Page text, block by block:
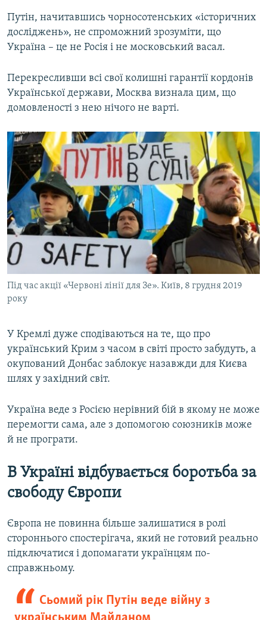
Путін, начитавшись чорносотенських «історичних
досліджень», не спроможний зрозуміти, що
Україна – це не Росія і не московський васал.
Перекресливши всі свої колишні гарантії кордонів
Української держави, Москва визнала цим, що
домовленості з нею нічого не варті.
Під час акції «Червоні лінії для Зе». Київ, 8 грудня 2019
року
У Кремлі дуже сподіваються на те, що про
український Крим з часом в світі просто забудуть, а
окупований Донбас заблокує назавжди для Києва
шлях у західний світ.
Україна веде з Росією нерівний бій в якому не може
перемогти сама, але з допомогою союзників може
й не програти.
В Україні відбувається боротьба за
свободу Європи
Європа не повинна більше залишатися в ролі
стороннього спостерігача, який не готовий реально
підключатися і допомагати українцям по-
справжньому.
Сьомий рік Путін веде війну з